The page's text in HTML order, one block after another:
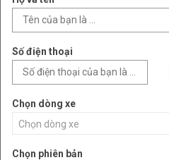
Số điện thoại
Chọn dòng xe
Chọn dòng xe
Chọn phiên bản